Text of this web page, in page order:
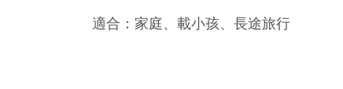
適合：家庭、載小孩、長途旅行